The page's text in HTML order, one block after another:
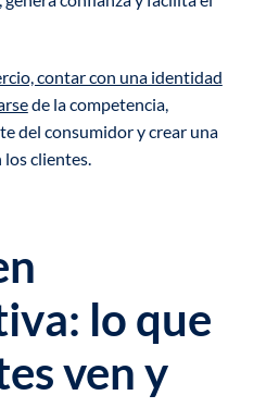
contar con una identidad
de la competencia,
del consumidor y crear una
clientes.
lo que
ven y